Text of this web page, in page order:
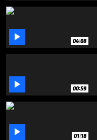
1
minute,
seconds
 04:08
 00:59
 01:18